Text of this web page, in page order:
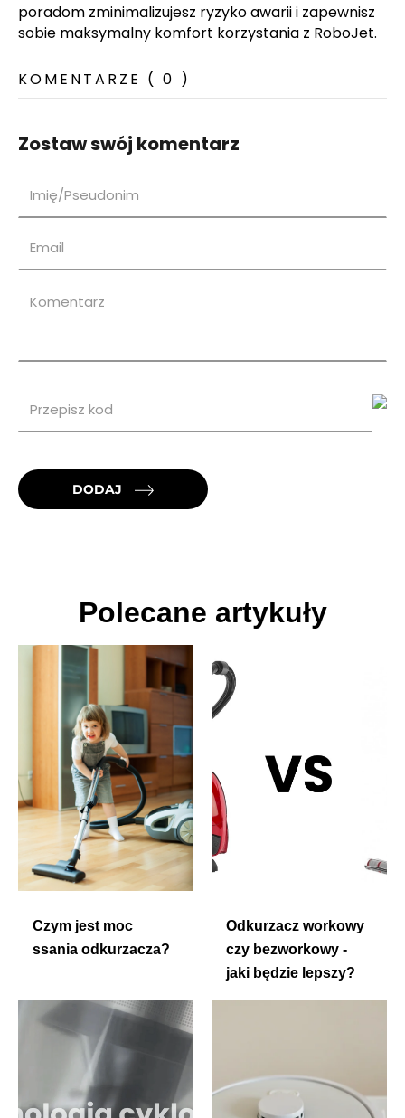
poradom zminimalizujesz ryzyko awarii i zapewnisz
sobie maksymalny komfort korzystania z RoboJet.
KOMENTARZE ( 0 )
Zostaw swój komentarz
DODAJ
Polecane artykuły
Czym jest moc
ssania odkurzacza?
Odkurzacz workowy
czy bezworkowy -
jaki będzie lepszy?